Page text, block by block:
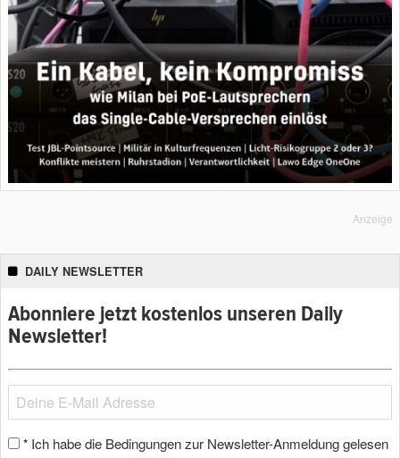
Anzeige
DAILY NEWSLETTER
Abonniere jetzt kostenlos unseren Daily
Newsletter!
* Ich habe die Bedingungen zur Newsletter-Anmeldung gelesen